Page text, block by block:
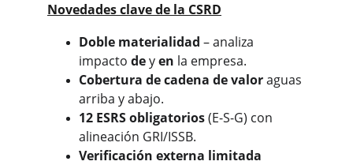
Novedades clave de la CSRD
Doble materialidad – analiza
impacto de y en la empresa.
Cobertura de cadena de valor aguas
arriba y abajo.
12 ESRS obligatorios (E-S-G) con
alineación GRI/ISSB.
Verificación externa limitada